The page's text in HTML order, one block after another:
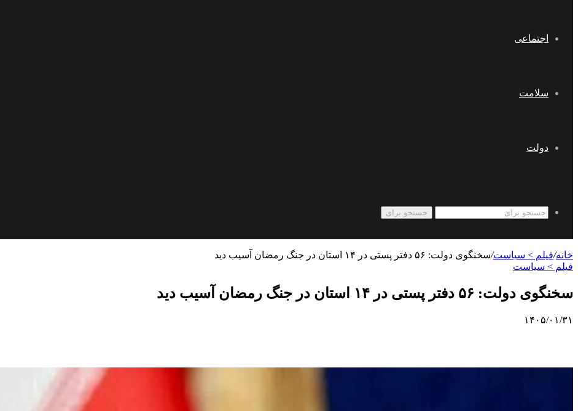
اجتماعی
سلامت
دولت
جستجو برای
خانه/فیلم > سیاست/سخنگوی دولت: ۵۶ دفتر پستی در ۱۴ استان در جنگ رمضان آسیب دید
فیلم > سیاست
سخنگوی دولت: ۵۶ دفتر پستی در ۱۴ استان در جنگ رمضان آسیب دید
۱۴۰۵/۰۱/۳۱